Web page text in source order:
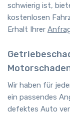
schwierig ist,
kostenlosen
Erhalt Ihrer
Wir haben für
ein passendes
defektes Auto